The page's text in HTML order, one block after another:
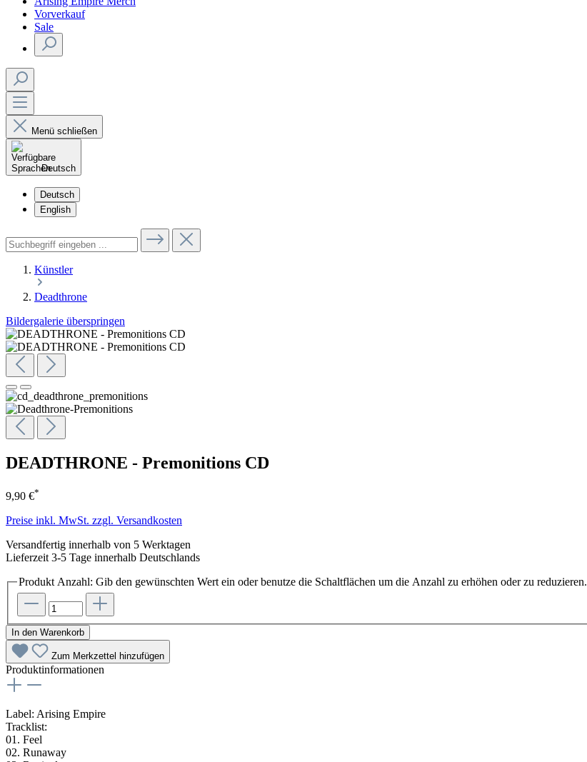
Vorverkauf
Sale
Menü schließen
Deutsch
Deutsch
English
Künstler
Deadthrone
Bildergalerie überspringen
DEADTHRONE - Premonitions CD
9,90 €*
Preise inkl. MwSt. zzgl. Versandkosten
Versandfertig innerhalb von 5 Werktagen
Lieferzeit 3-5 Tage innerhalb Deutschlands
Produkt Anzahl: Gib den gewünschten Wert ein oder benutze die Schaltflächen um die Anzahl zu erhöhen oder zu reduzieren.
In den Warenkorb
Zum Merkzettel hinzufügen
Produktinformationen
Label: Arising Empire
Tracklist:
01. Feel
02. Runaway